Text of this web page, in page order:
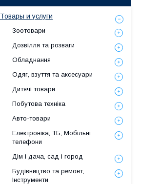
Товары и услуги
Зоотовари
Дозвілля та розваги
Обладнання
Одяг, взуття та аксесуари
Дитячі товари
Побутова техніка
Авто-товари
Електроніка, ТБ, Мобільні
телефони
Дім і дача, сад і город
Будівництво та ремонт,
Інструменти